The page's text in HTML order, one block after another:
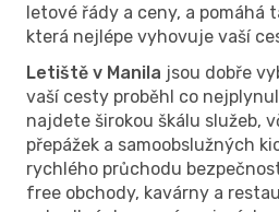
letové řády a ceny, a pomáhá
která nejlépe vyhovuje vaší
Letiště v Manila jsou dobře
vaší cesty proběhl co
najdete širokou škálu služeb,
přepážek a samoobslužných
rychlého průchodu
free obchody, kavárny a